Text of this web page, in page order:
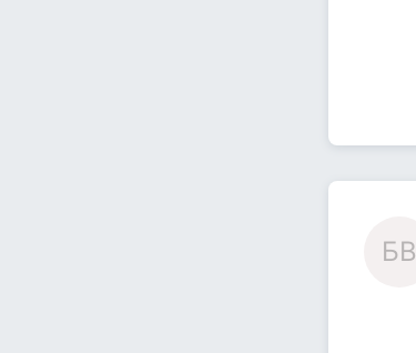
БВ